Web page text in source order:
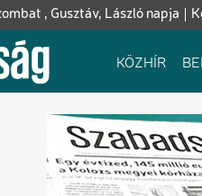
, Gusztáv, László napja
Fő
KÖZHÍR